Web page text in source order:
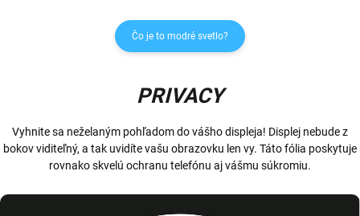
Čo je to modré svetlo?
PRIVACY
Vyhnite sa neželaným pohľadom do vášho displeja! Displej nebude z
bokov viditeľný, a tak uvidíte vašu obrazovku len vy. Táto fólia poskytuje
rovnako skvelú ochranu telefónu aj vášmu súkromiu.